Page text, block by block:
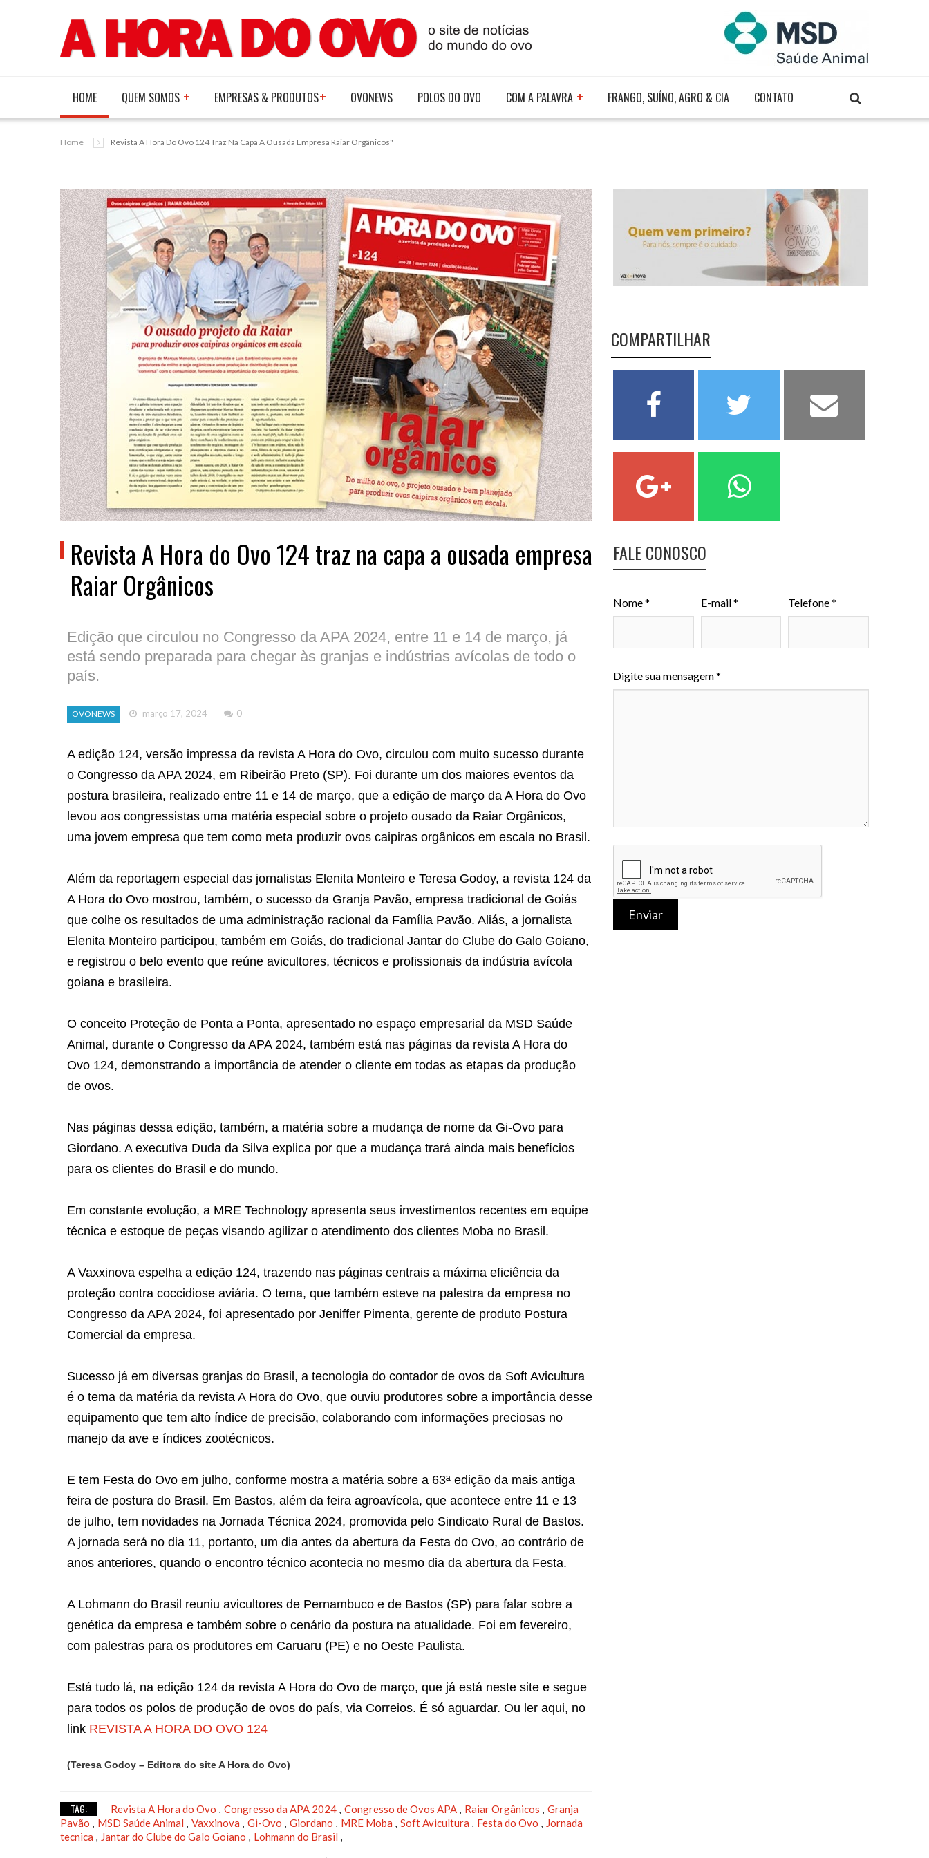
HOME QUEM SOMOS EMPRESAS & PRODUTOS OVONEWS POLOS DO OVO COM A PALAVRA FRANGO, SUÍNO, AGRO & CIA CONTATO
Home Revista A Hora Do Ovo 124 Traz Na Capa A Ousada Empresa Raiar Orgânicos"
Revista A Hora do Ovo 124 traz na capa a ousada empresa
Raiar Orgânicos
Edição que circulou no Congresso da APA 2024, entre 11 e 14 de março, já
está sendo preparada para chegar às granjas e indústrias avícolas de todo o
país.
OVONEWS março 17, 2024 0
A edição 124, versão impressa da revista A Hora do Ovo, circulou com muito sucesso durante
o Congresso da APA 2024, em Ribeirão Preto (SP). Foi durante um dos maiores eventos da
postura brasileira, realizado entre 11 e 14 de março, que a edição de março da A Hora do Ovo
levou aos congressistas uma matéria especial sobre o projeto ousado da Raiar Orgânicos,
uma jovem empresa que tem como meta produzir ovos caipiras orgânicos em escala no Brasil.
Além da reportagem especial das jornalistas Elenita Monteiro e Teresa Godoy, a revista 124 da
A Hora do Ovo mostrou, também, o sucesso da Granja Pavão, empresa tradicional de Goiás
que colhe os resultados de uma administração racional da Família Pavão. Aliás, a jornalista
Elenita Monteiro participou, também em Goiás, do tradicional Jantar do Clube do Galo Goiano,
e registrou o belo evento que reúne avicultores, técnicos e profissionais da indústria avícola
goiana e brasileira.
O conceito Proteção de Ponta a Ponta, apresentado no espaço empresarial da MSD Saúde
Animal, durante o Congresso da APA 2024, também está nas páginas da revista A Hora do
Ovo 124, demonstrando a importância de atender o cliente em todas as etapas da produção
de ovos.
Nas páginas dessa edição, também, a matéria sobre a mudança de nome da Gi-Ovo para
Giordano. A executiva Duda da Silva explica por que a mudança trará ainda mais benefícios
para os clientes do Brasil e do mundo.
Em constante evolução, a MRE Technology apresenta seus investimentos recentes em equipe
técnica e estoque de peças visando agilizar o atendimento dos clientes Moba no Brasil.
A Vaxxinova espelha a edição 124, trazendo nas páginas centrais a máxima eficiência da
proteção contra coccidiose aviária. O tema, que também esteve na palestra da empresa no
Congresso da APA 2024, foi apresentado por Jeniffer Pimenta, gerente de produto Postura
Comercial da empresa.
Sucesso já em diversas granjas do Brasil, a tecnologia do contador de ovos da Soft Avicultura
é o tema da matéria da revista A Hora do Ovo, que ouviu produtores sobre a importância desse
equipamento que tem alto índice de precisão, colaborando com informações preciosas no
manejo da ave e índices zootécnicos.
E tem Festa do Ovo em julho, conforme mostra a matéria sobre a 63ª edição da mais antiga
feira de postura do Brasil. Em Bastos, além da feira agroavícola, que acontece entre 11 e 13
de julho, tem novidades na Jornada Técnica 2024, promovida pelo Sindicato Rural de Bastos.
A jornada será no dia 11, portanto, um dia antes da abertura da Festa do Ovo, ao contrário de
anos anteriores, quando o encontro técnico acontecia no mesmo dia da abertura da Festa.
A Lohmann do Brasil reuniu avicultores de Pernambuco e de Bastos (SP) para falar sobre a
genética da empresa e também sobre o cenário da postura na atualidade. Foi em fevereiro,
com palestras para os produtores em Caruaru (PE) e no Oeste Paulista.
Está tudo lá, na edição 124 da revista A Hora do Ovo de março, que já está neste site e segue
para todos os polos de produção de ovos do país, via Correios. É só aguardar. Ou ler aqui, no
link REVISTA A HORA DO OVO 124
(Teresa Godoy – Editora do site A Hora do Ovo)
TAG: Revista A Hora do Ovo , Congresso da APA 2024 , Congresso de Ovos APA , Raiar Orgânicos , Granja
Pavão , MSD Saúde Animal , Vaxxinova , Gi-Ovo , Giordano , MRE Moba , Soft Avicultura , Festa do Ovo , Jornada
tecnica , Jantar do Clube do Galo Goiano , Lohmann do Brasil ,
COMPARTILHAR
FALE CONOSCO
Nome * E-mail * Telefone *
Digite sua mensagem *
Enviar